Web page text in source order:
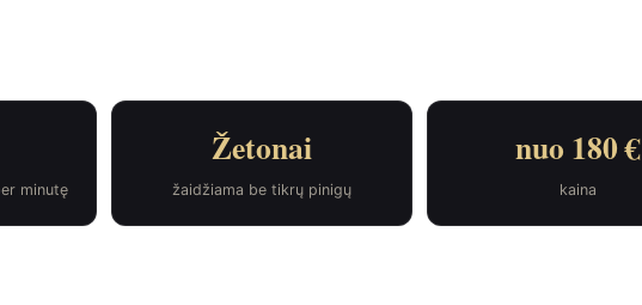
minutę
Žetonai
žaidžiama be tikrų pinigų
nuo 180 €
kaina